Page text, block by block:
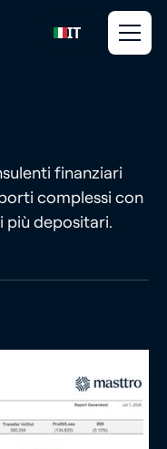
IT
finanziari
complessi con
più depositari.